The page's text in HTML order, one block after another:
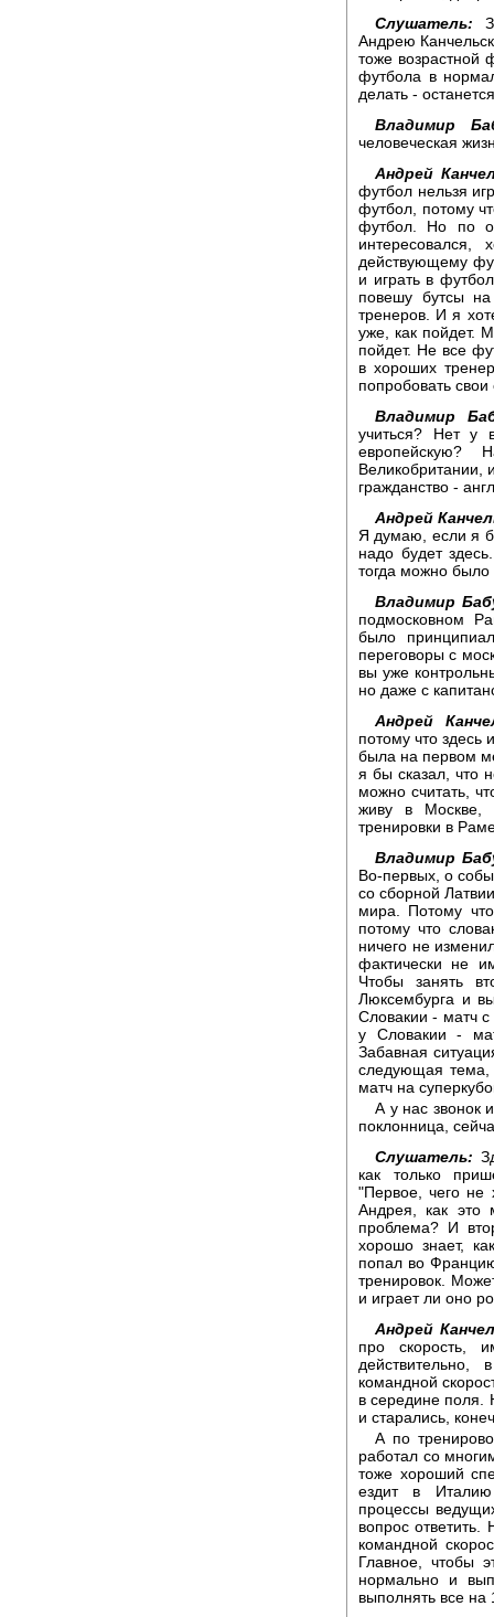
Слушатель:
Андрею
тоже возрастной
футбола в
делать -
Владимир
человеческая
Андрей
футбол нельзя
футбол, потому
футбол. Но по
действующему
и играть в
повешу бутсы
тренеров. И я
уже, как пойдет.
пойдет. Не все
в хороших
попробовать
Владимир
учиться? Нет у
Великобритании,
гражданство -
Андрей
Я думаю, если я
надо будет
тогда можно было
Владимир
подмосковном
было
переговоры с
вы уже
но даже с
Андрей
потому что здесь
была на первом
я бы сказал, что
можно считать,
живу в Москве,
тренировки в
Владимир
Во-первых, о
со сборной
мира. Потому
потому что
ничего не
фактически не
Чтобы занять
Люксембурга и
Словакии - матч с
у Словакии -
Забавная
следующая тема,
матч на
А у нас звонок
поклонница,
Слушатель:
как только
"Первое, чего не
Андрея, как это
проблема? И
хорошо знает,
попал во
тренировок.
и играет ли оно
Андрей
про скорость,
командной
в середине поля.
и старались,
А по
работал со
тоже хороший
ездит в Италию
процессы
вопрос
командной
Главное, чтобы
нормально и
выполнять все на